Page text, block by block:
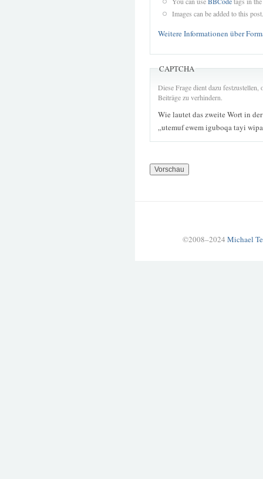
Images can be added to this post.
Weitere Informationen über
CAPTCHA
Diese Frage dient dazu
Beiträge zu verhindern.
Wie lautet das zweite Wort in
„utemuf ewem iguboqa tayi
©2008–2024 Michael